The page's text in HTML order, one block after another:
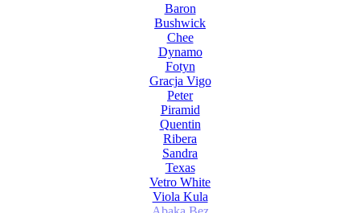
Baron
Bushwick
Chee
Dynamo
Fotyn
Gracja Vigo
Peter
Piramid
Quentin
Ribera
Sandra
Texas
Vetro White
Viola Kula